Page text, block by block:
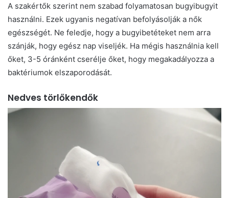
A szakértők szerint nem szabad folyamatosan bugyibugyit
használni. Ezek ugyanis negatívan befolyásolják a nők
egészségét. Ne feledje, hogy a bugyibetéteket nem arra
szánják, hogy egész nap viseljék. Ha mégis használnia kell
őket, 3-5 óránként cserélje őket, hogy megakadályozza a
baktériumok elszaporodását.
Nedves törlőkendők